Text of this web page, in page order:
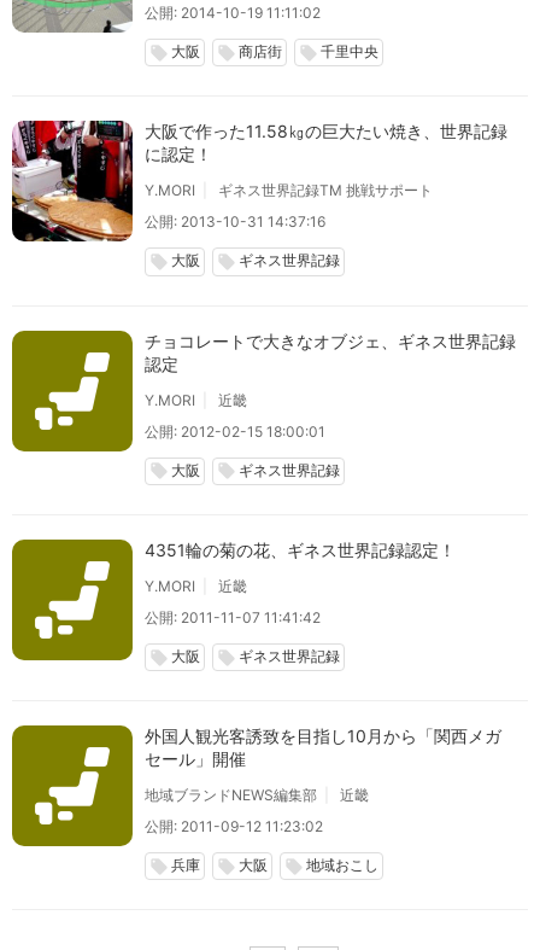
公開: 2014-10-19 11:11:02
local_offer 大阪 local_offer 商店街 local_offer 千里中央
大阪で作った11.58㎏の巨大たい焼き、世界記録
に認定！
Y.MORI
ギネス世界記録TM 挑戦サポート
公開: 2013-10-31 14:37:16
local_offer 大阪 local_offer ギネス世界記録
チョコレートで大きなオブジェ、ギネス世界記録
認定
Y.MORI
近畿
公開: 2012-02-15 18:00:01
local_offer 大阪 local_offer ギネス世界記録
4351輪の菊の花、ギネス世界記録認定！
Y.MORI
近畿
公開: 2011-11-07 11:41:42
local_offer 大阪 local_offer ギネス世界記録
外国人観光客誘致を目指し10月から「関西メガ
セール」開催
地域ブランドNEWS編集部
近畿
公開: 2011-09-12 11:23:02
local_offer 兵庫 local_offer 大阪 local_offer 地域おこし